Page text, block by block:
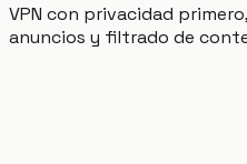
VPN con privacidad
anuncios y filtrado de